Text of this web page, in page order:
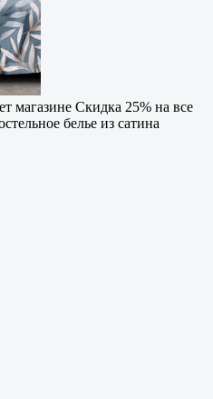
магазине Cкидка 25% на все
белье из сатина